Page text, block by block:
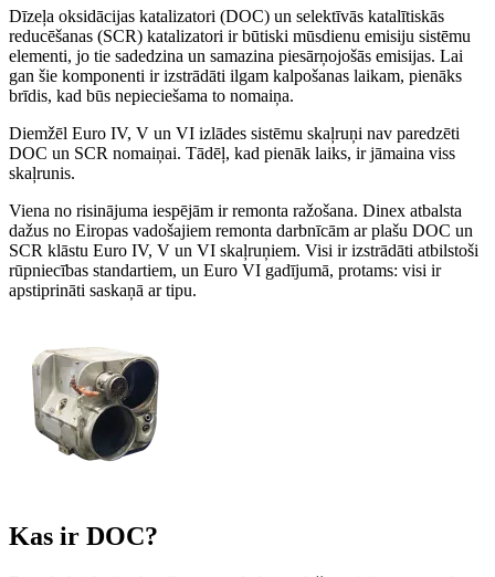
Dīzeļa oksidācijas katalizatori (DOC) un selektīvās katalītiskās
reducēšanas (SCR) katalizatori ir būtiski mūsdienu emisiju sistēmu
elementi, jo tie sadedzina un samazina piesārņojošās emisijas. Lai
gan šie komponenti ir izstrādāti ilgam kalpošanas laikam, pienāks
brīdis, kad būs nepieciešama to nomaiņa.
Diemžēl Euro IV, V un VI izlādes sistēmu skaļruņi nav paredzēti
DOC un SCR nomaiņai. Tādēļ, kad pienāk laiks, ir jāmaina viss
skaļrunis.
Viena no risinājuma iespējām ir remonta ražošana. Dinex atbalsta
dažus no Eiropas vadošajiem remonta darbnīcām ar plašu DOC un
SCR klāstu Euro IV, V un VI skaļruņiem. Visi ir izstrādāti atbilstoši
rūpniecības standartiem, un Euro VI gadījumā, protams: visi ir
apstiprināti saskaņā ar tipu.
Kas ir DOC?